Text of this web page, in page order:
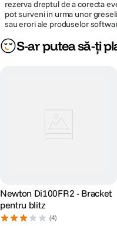
rezerva dreptul de a corecta
pot surveni in urma unor
sau erori ale produselor
S-ar putea să-ți
Newton Di100FR2 - Bracket
pentru blitz
(4)